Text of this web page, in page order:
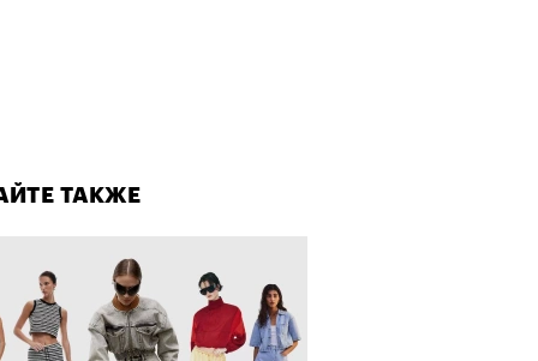
ТАКЖЕ
пижамные, из костюмной
самые актуальные шорты